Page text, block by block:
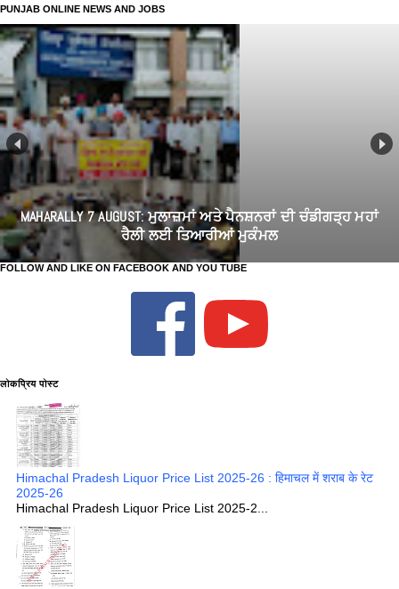
PUNJAB ONLINE NEWS AND JOBS
MAHARALLY 7 AUGUST: ਮੁਲਾਜ਼ਮਾਂ ਅਤੇ ਪੈਨਸ਼ਨਰਾਂ ਦੀ ਚੰਡੀਗੜ੍ਹ ਮਹਾਂ
ਰੈਲੀ ਲਈ ਤਿਆਰੀਆਂ ਮੁਕੰਮਲ
FOLLOW AND LIKE ON FACEBOOK AND YOU TUBE
लोकप्रिय पोस्ट
Himachal Pradesh Liquor Price List 2025-26 : हिमाचल में शराब के रेट
2025-26
Himachal Pradesh Liquor Price List 2025-2...